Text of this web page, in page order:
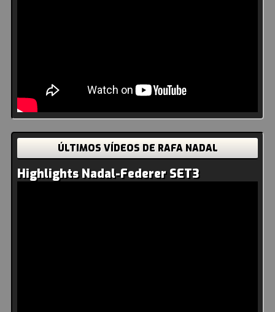
ÚLTIMOS VÍDEOS DE RAFA NADAL
Highlights Nadal-Federer SET3